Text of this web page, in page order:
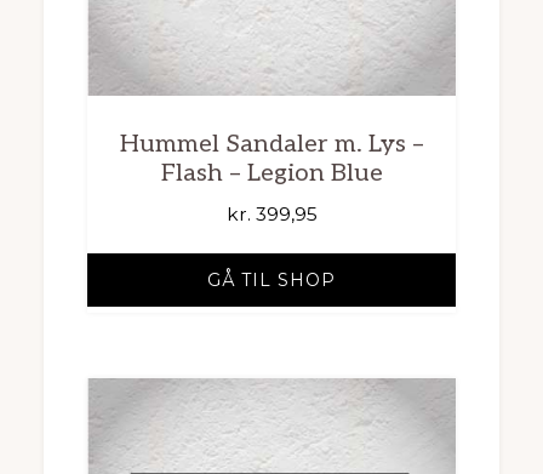
Hummel Sandaler m. Lys –
Flash – Legion Blue
kr. 399,95
GÅ TIL SHOP